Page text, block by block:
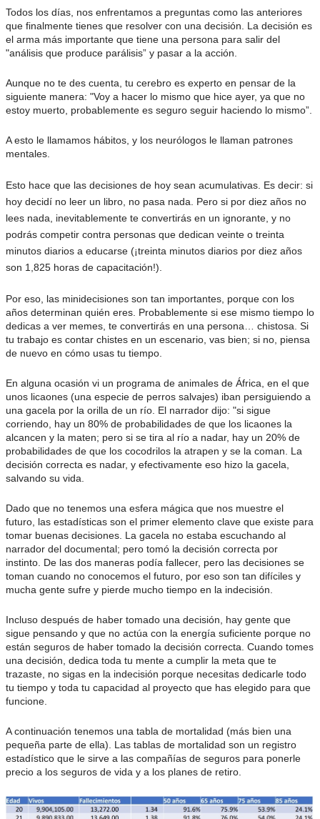
Todos los días, nos enfrentamos a preguntas como las anteriores
que finalmente tienes que resolver con una decisión. La decisión es
el arma más importante que tiene una persona para salir del
"análisis que produce parálisis” y pasar a la acción.
Aunque no te des cuenta, tu cerebro es experto en pensar de la
siguiente manera: "Voy a hacer lo mismo que hice ayer, ya que no
estoy muerto, probablemente es seguro seguir haciendo lo mismo”.
A esto le llamamos hábitos, y los neurólogos le llaman patrones
mentales.
Esto hace que las decisiones de hoy sean acumulativas. Es decir: si
hoy decidí no leer un libro, no pasa nada. Pero si por diez años no
lees nada, inevitablemente te convertirás en un ignorante, y no
podrás competir contra personas que dedican veinte o treinta
minutos diarios a educarse (¡treinta minutos diarios por diez años
son 1,825 horas de capacitación!).
Por eso, las minidecisiones son tan importantes, porque con los
años determinan quién eres. Probablemente si ese mismo tiempo lo
dedicas a ver memes, te convertirás en una persona… chistosa. Si
tu trabajo es contar chistes en un escenario, vas bien; si no, piensa
de nuevo en cómo usas tu tiempo.
En alguna ocasión vi un programa de animales de África, en el que
unos licaones (una especie de perros salvajes) iban persiguiendo a
una gacela por la orilla de un río. El narrador dijo: "si sigue
corriendo, hay un 80% de probabilidades de que los licaones la
alcancen y la maten; pero si se tira al río a nadar, hay un 20% de
probabilidades de que los cocodrilos la atrapen y se la coman. La
decisión correcta es nadar, y efectivamente eso hizo la gacela,
salvando su vida.
Dado que no tenemos una esfera mágica que nos muestre el
futuro, las estadísticas son el primer elemento clave que existe para
tomar buenas decisiones. La gacela no estaba escuchando al
narrador del documental; pero tomó la decisión correcta por
instinto. De las dos maneras podía fallecer, pero las decisiones se
toman cuando no conocemos el futuro, por eso son tan difíciles y
mucha gente sufre y pierde mucho tiempo en la indecisión.
Incluso después de haber tomado una decisión, hay gente que
sigue pensando y que no actúa con la energía suficiente porque no
están seguros de haber tomado la decisión correcta. Cuando tomes
una decisión, dedica toda tu mente a cumplir la meta que te
trazaste, no sigas en la indecisión porque necesitas dedicarle todo
tu tiempo y toda tu capacidad al proyecto que has elegido para que
funcione.
A continuación tenemos una tabla de mortalidad (más bien una
pequeña parte de ella). Las tablas de mortalidad son un registro
estadístico que le sirve a las compañías de seguros para ponerle
precio a los seguros de vida y a los planes de retiro.